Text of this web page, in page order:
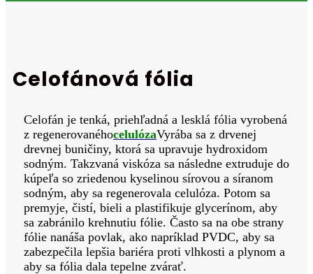
Celofánová fólia
Celofán je tenká, priehľadná a lesklá fólia vyrobená
z regenerovanéhocelulózaVyrába sa z drvenej
drevnej buničiny, ktorá sa upravuje hydroxidom
sodným. Takzvaná viskóza sa následne extruduje do
kúpeľa so zriedenou kyselinou sírovou a síranom
sodným, aby sa regenerovala celulóza. Potom sa
premyje, čistí, bieli a plastifikuje glycerínom, aby
sa zabránilo krehnutiu fólie. Často sa na obe strany
fólie nanáša povlak, ako napríklad PVDC, aby sa
zabezpečila lepšia bariéra proti vlhkosti a plynom a
aby sa fólia dala tepelne zvárať.